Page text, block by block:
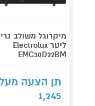
ליטר Electrolux
EMC30D22BM
תן הצעה
1,245